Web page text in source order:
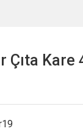
Çıta Kare